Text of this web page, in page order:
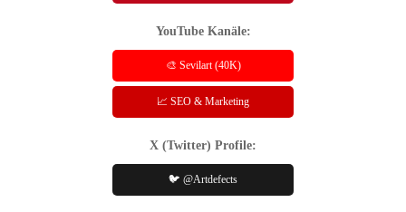
YouTube Kanäle:
🎨 Sevilart (40K)
📈 SEO & Marketing
X (Twitter) Profile:
🐦 @Artdefects